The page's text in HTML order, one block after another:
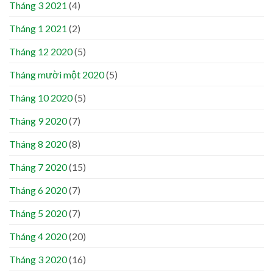
Tháng 3 2021 (4)
Tháng 1 2021 (2)
Tháng 12 2020(5)
Tháng mười một 2020(5)
Tháng 10 2020(5)
Tháng 9 2020(7)
Tháng 8 2020(8)
Tháng 7 2020(15)
Tháng 6 2020(7)
Tháng 5 2020(7)
Tháng 4 2020(20)
Tháng 3 2020(16)